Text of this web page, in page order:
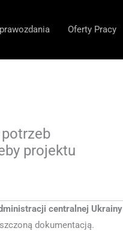
Oferty Pracy
projektu
centralnej Ukrainy
dokumentacją.